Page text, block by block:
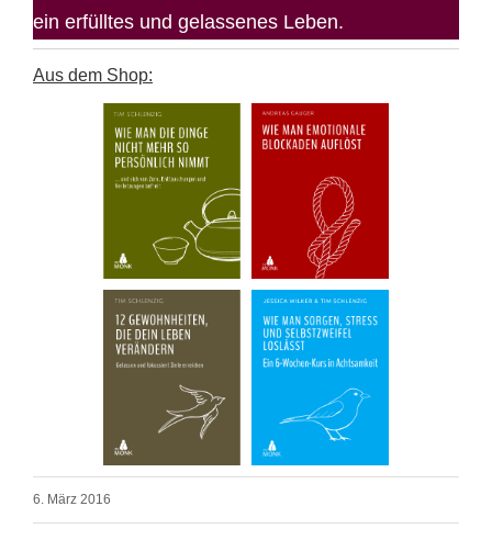
ein erfülltes und gelassenes Leben.
Aus dem Shop:
6. März 2016